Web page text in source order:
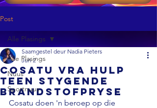
Post
Alle Plasings
Nuus
Sportnuus
Alle Plasings
Cosatu vra hulp
teen stygende
brandstofpryse
Saamgestel deur Nadia Pieters
Jun 2
Cosatu doen 'n beroep op die